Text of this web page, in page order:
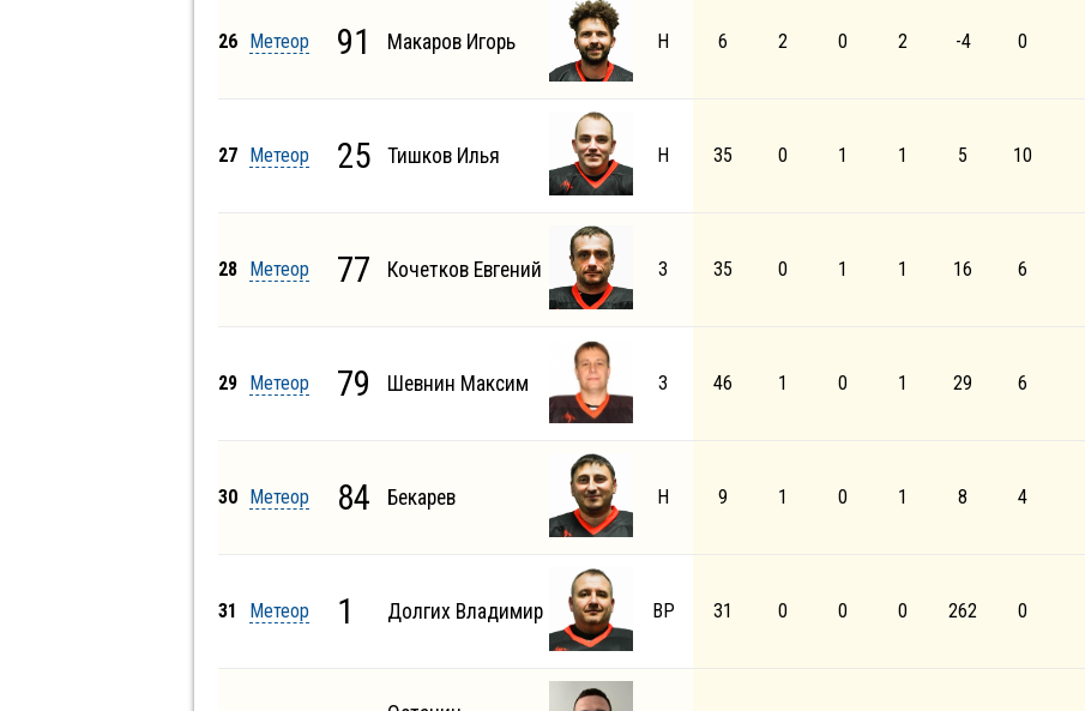
26 Метеор 91 Макаров Игорь Н 6 2 0 2 -4 0
27 Метеор 25 Тишков Илья Н 35 0 1 1 5 10
28 Метеор 77 Кочетков Евгений З 35 0 1 1 16 6
29 Метеор 79 Шевнин Максим З 46 1 0 1 29 6
30 Метеор 84 Бекарев Н 9 1 0 1 8 4
31 Метеор 1 Долгих Владимир ВР 31 0 0 0 262 0